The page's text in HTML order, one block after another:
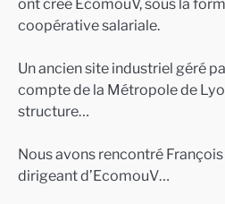
coopérative salariale.
Un ancien site industriel géré
compte de la Métropole de
structure…
Nous avons rencontré
dirigeant d’EcomouV…